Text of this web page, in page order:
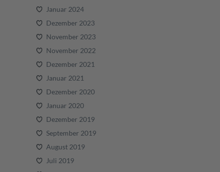
Januar 2024
Dezember 2023
November 2023
November 2022
Dezember 2021
Januar 2021
Dezember 2020
Januar 2020
Dezember 2019
September 2019
August 2019
Juli 2019